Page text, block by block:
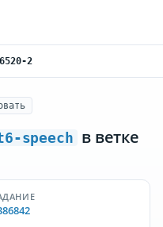
2
speech в ветке